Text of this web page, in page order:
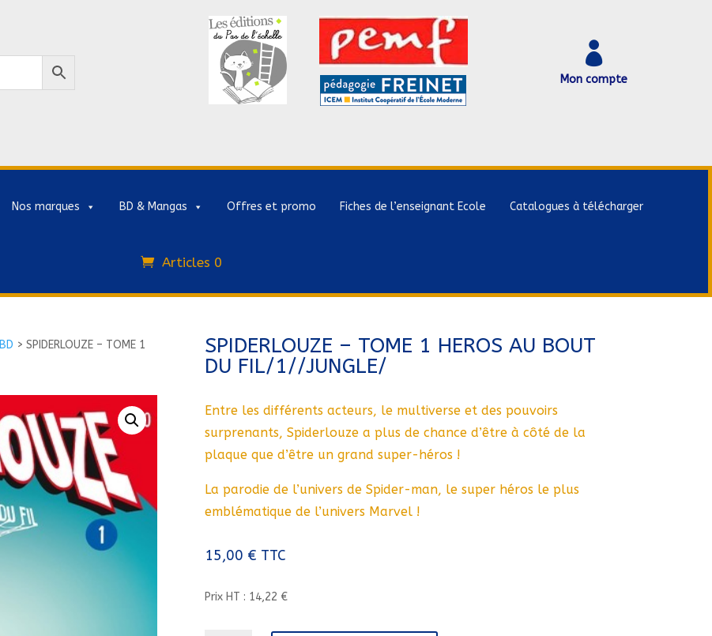

Mon compte
Nos marques BD & Mangas Offres et promo Fiches de l’enseignant Ecole Catalogues à télécharger
Articles 0
BD >SPIDERLOUZE – TOME 1
SPIDERLOUZE – TOME 1 HEROS AU BOUT
DU FIL/1//JUNGLE/
Entre les différents acteurs, le multiverse et des pouvoirs
surprenants, Spiderlouze a plus de chance d’être à côté de la
plaque que d’être un grand super-héros !
La parodie de l’univers de Spider-man, le super héros le plus
emblématique de l’univers Marvel !
15,00 € TTC
Prix HT : 14,22 €